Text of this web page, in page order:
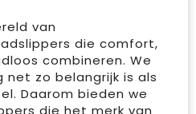
van
die comfort,
combineren. We
zo belangrijk is als
Daarom bieden we
die het merk van